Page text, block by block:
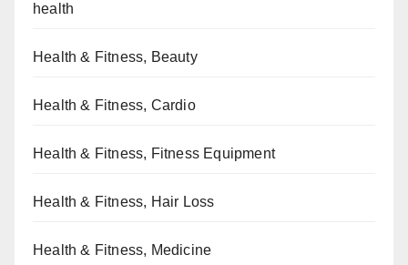
health
Health & Fitness, Beauty
Health & Fitness, Cardio
Health & Fitness, Fitness Equipment
Health & Fitness, Hair Loss
Health & Fitness, Medicine